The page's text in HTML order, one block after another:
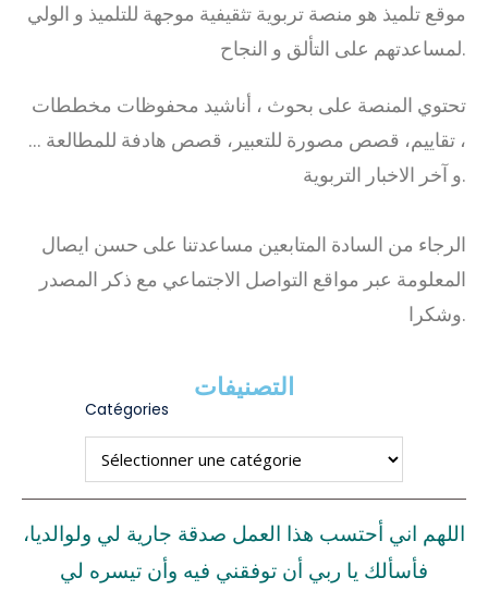
موقع تلميذ هو منصة تربوية تثقيفية موجهة للتلميذ و الولي
لمساعدتهم على التألق و النجاح.
تحتوي المنصة على بحوث ، أناشيد محفوظات مخططات
، تقاييم، قصص مصورة للتعبير، قصص هادفة للمطالعة …
و آخر الاخبار التربوية.
الرجاء من السادة المتابعين مساعدتنا على حسن ايصال
المعلومة عبر مواقع التواصل الاجتماعي مع ذكر المصدر
وشكرا.
التصنيفات
Catégories
اللهم اني أحتسب هذا العمل صدقة جارية لي ولوالديا،
فأسألك يا ربي أن توفقني فيه وأن تيسره لي